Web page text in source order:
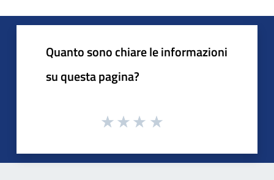
Quanto sono chiare le informazioni
su questa pagina?